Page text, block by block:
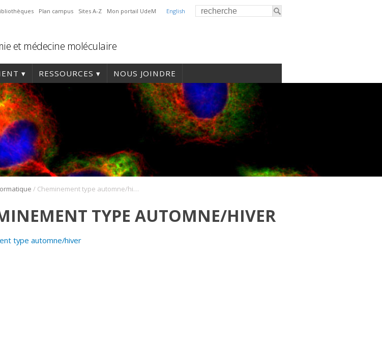
English
Plan campus Sites A-Z Mon portail UdeM
et médecine moléculaire
RESSOURCES NOUS JOINDRE
/ Cheminement type automne/hiver
TYPE AUTOMNE/HIVER
type automne/hiver